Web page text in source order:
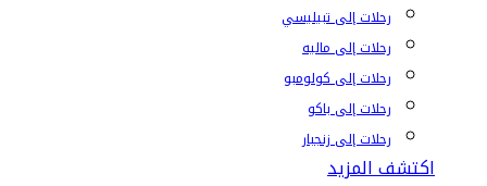
رحلات إلى تبيليسي
رحلات إلى ماليه
رحلات إلى كولومبو
رحلات إلى باكو
رحلات إلى زنجبار
اكتشف المزيد